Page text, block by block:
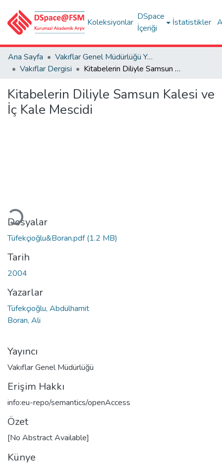
Koleksiyonlar
DSpace
İçeriği
İstatistikler
Ana Sayfa
Vakıflar Genel Müdürlüğü Yayınları
Vakıflar Dergisi
Kitabelerin Diliyle Samsun Kalesi ve İç Kale Mescidi
Kitabelerin Diliyle Samsun Kalesi ve
İç Kale Mescidi
Dosyalar
Tüfekçioğlu&Boran.pdf(1.2 MB)
Tarih
2004
Yazarlar
Tüfekçioğlu, Abdülhamit
Boran, Ali
Yayıncı
Vakıflar Genel Müdürlüğü
Erişim Hakkı
info:eu-repo/semantics/openAccess
Özet
[No Abstract Available]
Künye